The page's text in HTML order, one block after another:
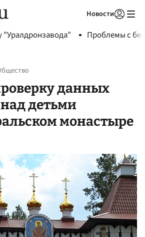
Новости
"Уралдронзавода" Проблемы с
данных
детьми
монастыре